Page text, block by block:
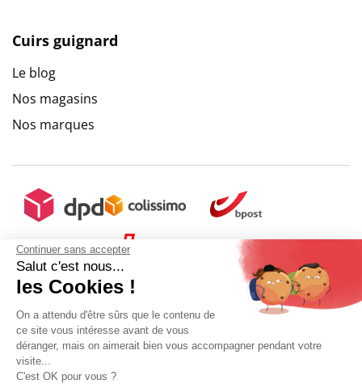
Continuer sans accepter
Salut c'est nous...
les Cookies !
On a attendu d'être sûrs que le contenu de
ce site vous intéresse avant de vous
déranger, mais on aimerait bien vous accompagner pendant votre
visite...
C'est OK pour vous ?
Cuirs guignard
Le blog
Nos magasins
Nos marques